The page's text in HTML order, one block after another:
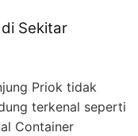
Sekitar
Priok tidak
terkenal seperti
Container